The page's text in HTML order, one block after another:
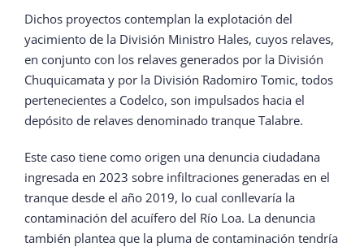
Dichos proyectos contemplan la explotación del
yacimiento de la División Ministro Hales, cuyos relaves,
en conjunto con los relaves generados por la División
Chuquicamata y por la División Radomiro Tomic, todos
pertenecientes a Codelco, son impulsados hacia el
depósito de relaves denominado tranque Talabre.
Este caso tiene como origen una denuncia ciudadana
ingresada en 2023 sobre infiltraciones generadas en el
tranque desde el año 2019, lo cual conllevaría la
contaminación del acuífero del Río Loa. La denuncia
también plantea que la pluma de contaminación tendría